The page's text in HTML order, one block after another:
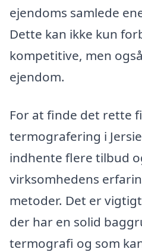
ejendoms samlede
Dette kan ikke kun
kompetitive, men
ejendom.
For at finde det rette
termografering i
indhente flere tilbud
virksomhedens
metoder. Det er
der har en solid
termografi og som